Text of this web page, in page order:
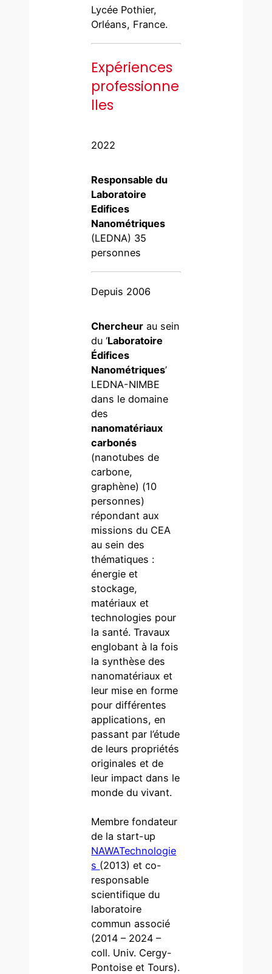
Lycée Pothier,
Orléans, France.
Expériences
professionne
lles
2022
Responsable du
Laboratoire
Edifices
Nanométriques
(LEDNA) 35
personnes
Depuis 2006
Chercheur au sein
du ‘Laboratoire
Édifices
Nanométriques’
LEDNA-NIMBE
dans le domaine
des
nanomatériaux
carbonés
(nanotubes de
carbone,
graphène) (10
personnes)
répondant aux
missions du CEA
au sein des
thématiques :
énergie et
stockage,
matériaux et
technologies pour
la santé. Travaux
englobant à la fois
la synthèse des
nanomatériaux et
leur mise en forme
pour différentes
applications, en
passant par l’étude
de leurs propriétés
originales et de
leur impact dans le
monde du vivant.
Membre fondateur
de la start-up
NAWATechnologie
s (2013) et co-
responsable
scientifique du
laboratoire
commun associé
(2014 – 2024 –
coll. Univ. Cergy-
Pontoise et Tours).